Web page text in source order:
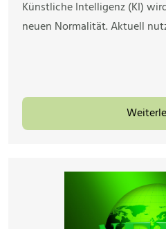
Künstliche Intelligenz (KI)
neuen Normalität. Aktuell